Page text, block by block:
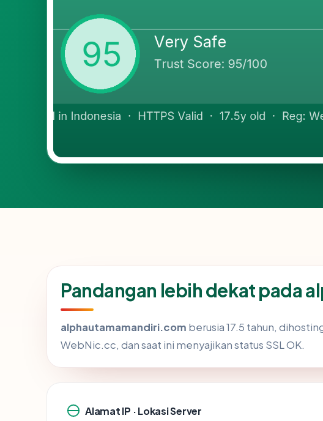
Pandangan lebih dekat pada
alphautamamandiri.com berusia 17.5 tahun,
WebNic.cc, dan saat ini menyajikan status SSL OK.
Alamat IP · Lokasi Server